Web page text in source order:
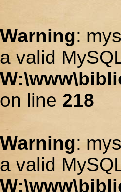
Warning:
a valid
on line 218
Warning:
a valid